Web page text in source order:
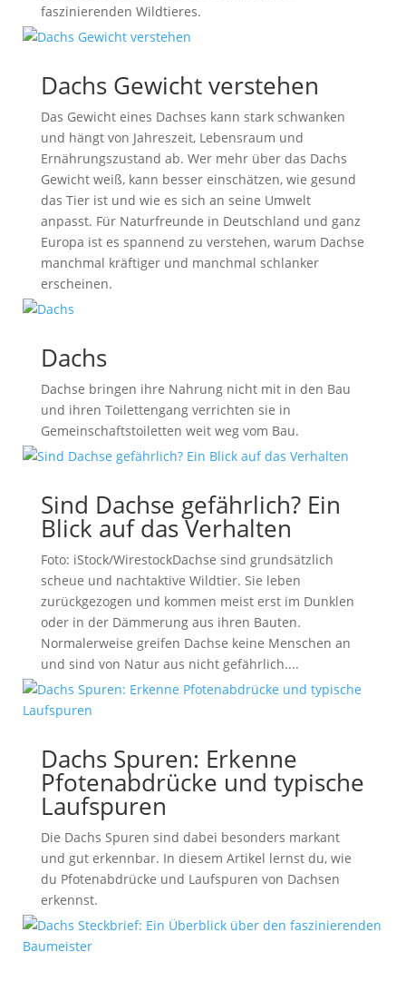
faszinierenden Wildtieres.
Dachs Gewicht verstehen
Das Gewicht eines Dachses kann stark schwanken
und hängt von Jahreszeit, Lebensraum und
Ernährungszustand ab. Wer mehr über das Dachs
Gewicht weiß, kann besser einschätzen, wie gesund
das Tier ist und wie es sich an seine Umwelt
anpasst. Für Naturfreunde in Deutschland und ganz
Europa ist es spannend zu verstehen, warum Dachse
manchmal kräftiger und manchmal schlanker
erscheinen.
Dachs
Dachse bringen ihre Nahrung nicht mit in den Bau
und ihren Toilettengang verrichten sie in
Gemeinschaftstoiletten weit weg vom Bau.
Sind Dachse gefährlich? Ein
Blick auf das Verhalten
Foto: iStock/WirestockDachse sind grundsätzlich
scheue und nachtaktive Wildtier. Sie leben
zurückgezogen und kommen meist erst im Dunklen
oder in der Dämmerung aus ihren Bauten.
Normalerweise greifen Dachse keine Menschen an
und sind von Natur aus nicht gefährlich....
Dachs Spuren: Erkenne
Pfotenabdrücke und typische
Laufspuren
Die Dachs Spuren sind dabei besonders markant
und gut erkennbar. In diesem Artikel lernst du, wie
du Pfotenabdrücke und Laufspuren von Dachsen
erkennst.